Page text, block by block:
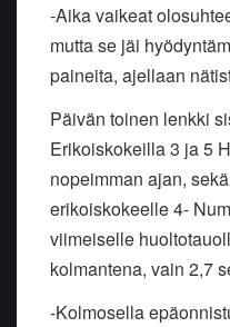
-Aika vaikeat
mutta se jäi
paineita, ajellaan
Päivän toinen lenkki
Erikoiskokeilla 3 ja 5
nopeimman ajan,
erikoiskokeelle 4-
viimeiselle
kolmantena, vain 2,7
-Kolmosella